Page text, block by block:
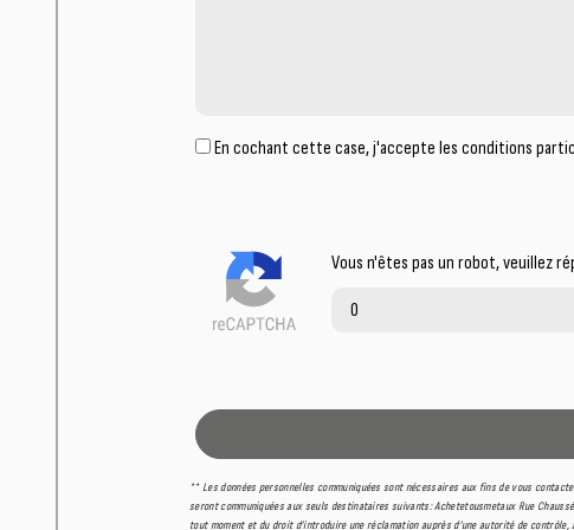
En cochant cette case, j'accepte les conditions
Vous n'êtes pas un robot, veuillez
** Les données personnelles communiquées sont nécessaires aux fins de vous
seront communiquées aux seuls destinataires suivants: Achetetousmetaux Rue
tout moment et du droit d’introduire une réclamation auprès d’une autorité de